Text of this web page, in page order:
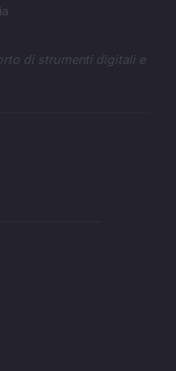
di strumenti digitali e